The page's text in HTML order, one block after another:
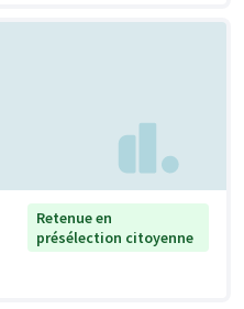
Retenue en
présélection citoyenne